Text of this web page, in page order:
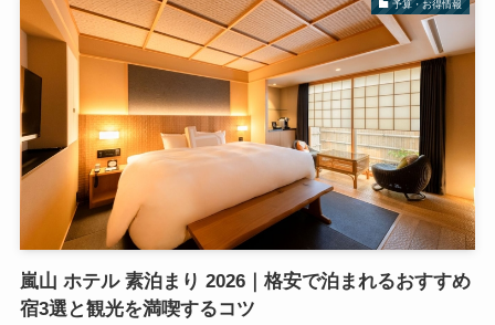
予算・お得情報
嵐山 ホテル 素泊まり 2026｜格安で泊まれるおすすめ
宿3選と観光を満喫するコツ